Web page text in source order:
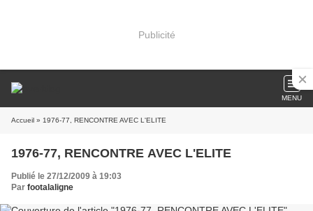
Publicité
MENU
Accueil » 1976-77, RENCONTRE AVEC L'ELITE
1976-77, RENCONTRE AVEC L'ELITE
Publié le 27/12/2009 à 19:03
Par footalaligne